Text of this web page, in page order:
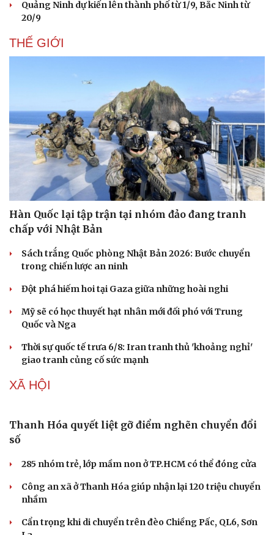
Doanh nghiệp
Thông tin doanh nghiệp
Doanh nghiệp 24h
Doanh nhân
Vì cộng đồng
Công nghệ
Trải nghiệm
Quảng Ninh dự kiến lên thành phố từ 1/9, Bắc Ninh từ
20/9
THẾ GIỚI
Hàn Quốc lại tập trận tại nhóm đảo đang tranh
chấp với Nhật Bản
Sách trắng Quốc phòng Nhật Bản 2026: Bước chuyển
trong chiến lược an ninh
Đột phá hiếm hoi tại Gaza giữa những hoài nghi
Mỹ sẽ có học thuyết hạt nhân mới đối phó với Trung
Quốc và Nga
Thời sự quốc tế trưa 6/8: Iran tranh thủ 'khoảng nghỉ'
giao tranh củng cố sức mạnh
XÃ HỘI